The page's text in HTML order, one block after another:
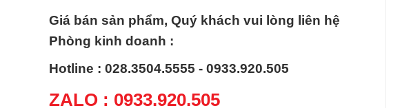
Giá bán sản phẩm, Quý khách vui lòng liên hệ
Phòng kinh doanh :
Hotline : 028.3504.5555 - 0933.920.505
ZALO : 0933.920.505